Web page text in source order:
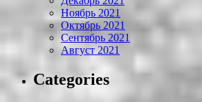
Ноябрь 2021
Октябрь 2021
Сентябрь 2021
Август 2021
Categories